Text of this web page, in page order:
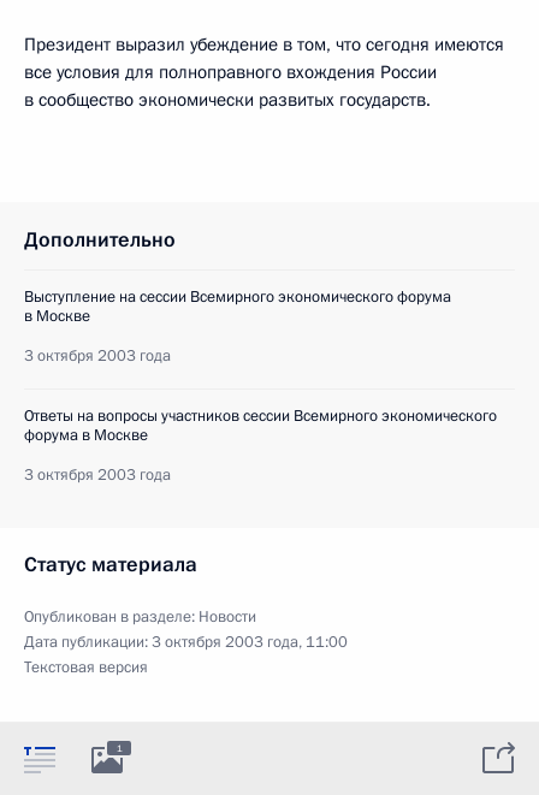
Президент выразил убеждение в том, что сегодня имеются
все условия для полноправного вхождения России
в сообщество экономически развитых государств.
Дополнительно
Выступление на сессии Всемирного экономического форума
в Москве
3 октября 2003 года
Ответы на вопросы участников сессии Всемирного экономического
форума в Москве
3 октября 2003 года
Статус материала
Опубликован в разделе: Новости
Дата публикации:3 октября 2003 года, 11:00
Текстовая версия
1